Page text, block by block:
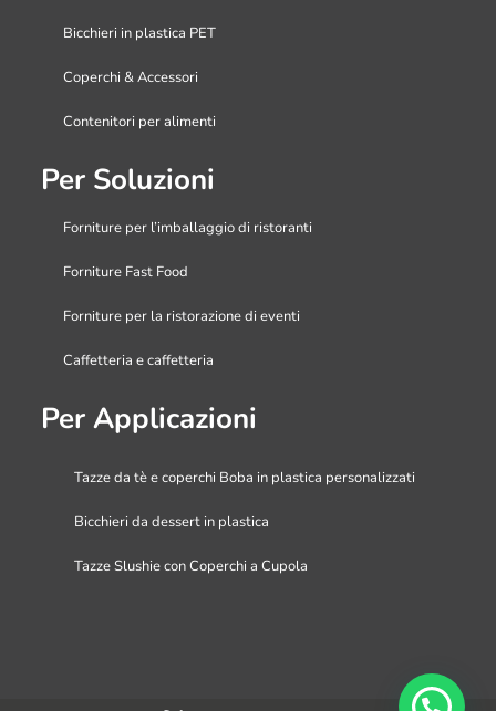
Bicchieri in plastica PET
Coperchi & Accessori
Contenitori per alimenti
Per Soluzioni
Forniture per l’imballaggio di ristoranti
Forniture Fast Food
Forniture per la ristorazione di eventi
Caffetteria e caffetteria
Per Applicazioni
Tazze da tè e coperchi Boba in plastica personalizzati
Bicchieri da dessert in plastica
Tazze Slushie con Coperchi a Cupola